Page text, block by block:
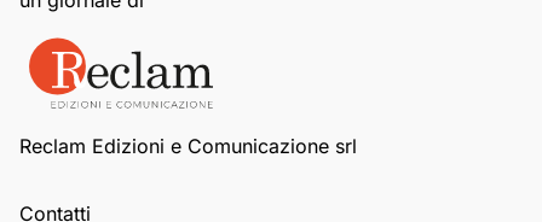
Reclam Edizioni e Comunicazione srl
Contatti